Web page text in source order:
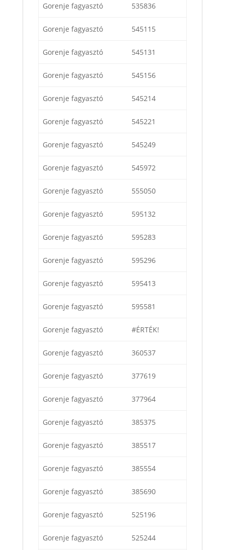
Gorenje fagyasztó 535836
Gorenje fagyasztó 545115
Gorenje fagyasztó 545131
Gorenje fagyasztó 545156
Gorenje fagyasztó 545214
Gorenje fagyasztó 545221
Gorenje fagyasztó 545249
Gorenje fagyasztó 545972
Gorenje fagyasztó 555050
Gorenje fagyasztó 595132
Gorenje fagyasztó 595283
Gorenje fagyasztó 595296
Gorenje fagyasztó 595413
Gorenje fagyasztó 595581
Gorenje fagyasztó #ÉRTÉK!
Gorenje fagyasztó 360537
Gorenje fagyasztó 377619
Gorenje fagyasztó 377964
Gorenje fagyasztó 385375
Gorenje fagyasztó 385517
Gorenje fagyasztó 385554
Gorenje fagyasztó 385690
Gorenje fagyasztó 525196
Gorenje fagyasztó 525244